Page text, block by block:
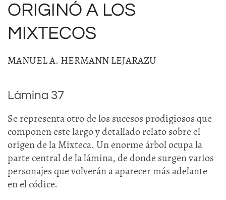
ORIGINÓ A LOS
MIXTECOS
MANUEL A. HERMANN LEJARAZU
Lámina 37
Se representa otro de los sucesos prodigiosos que
componen este largo y detallado relato sobre el
origen de la Mixteca. Un enorme árbol ocupa la
parte central de la lámina, de donde surgen varios
personajes que volverán a aparecer más adelante
en el códice.